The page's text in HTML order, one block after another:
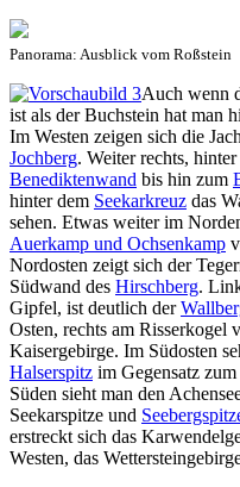
Panorama: Ausblick vom Roßstein
Auch wenn
ist als der Buchstein hat man
Im Westen zeigen sich die
Jochberg. Weiter rechts,
Benediktenwand bis hin zum
hinter dem Seekarkreuz das
sehen. Etwas weiter im
Auerkamp und Ochsenkamp
Nordosten zeigt sich der
Südwand des Hirschberg.
Gipfel, ist deutlich der
Osten, rechts am
Kaisergebirge. Im Südosten
Halserspitz im Gegensatz zum
Süden sieht man den
Seekarspitze und
erstreckt sich das
Westen, das